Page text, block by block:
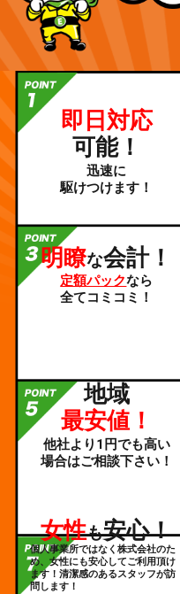
即日対応
可能！
迅速に
駆けつけます！
明瞭な会計！
定額パックなら
全てコミコミ！
地域
最安値！
他社より1円でも高い
場合はご相談下さい！
女性も安心！
個人事業所ではなく株式会社のた
め、女性にも安心してご利用頂け
ます！清潔感のあるスタッフが訪
問します！